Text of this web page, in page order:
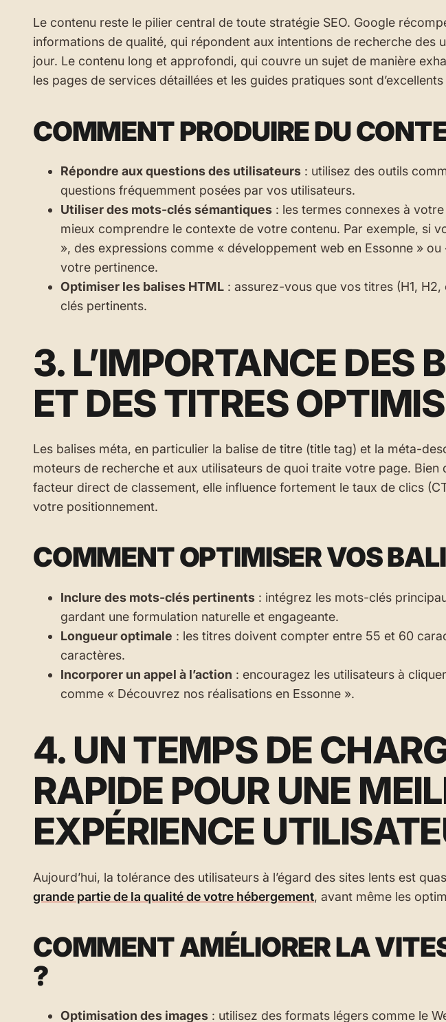
Le contenu reste le pilier central de toute stratégie SEO. Google
informations de qualité, qui répondent aux intentions de recherche des
jour. Le contenu long et approfondi, qui couvre un sujet de manière
les pages de services détaillées et les guides pratiques sont
COMMENT PRODUIRE DU
Répondre aux questions des utilisateurs : utilisez des outils
questions fréquemment posées par vos utilisateurs.
Utiliser des mots-clés sémantiques : les termes connexes à
mieux comprendre le contexte de votre contenu. Par exemple, si
», des expressions comme « développement web en Essonne »
votre pertinence.
Optimiser les balises HTML : assurez-vous que vos titres (H1,
clés pertinents.
3. L’IMPORTANCE DES
ET DES TITRES
Les balises méta, en particulier la balise de titre (title tag) et la méta-
moteurs de recherche et aux utilisateurs de quoi traite votre page.
facteur direct de classement, elle influence fortement le taux de clics
votre positionnement.
COMMENT OPTIMISER VOS
Inclure des mots-clés pertinents : intégrez les mots-clés
gardant une formulation naturelle et engageante.
Longueur optimale : les titres doivent compter entre 55 et 60
caractères.
Incorporer un appel à l’action : encouragez les utilisateurs à
comme « Découvrez nos réalisations en Essonne ».
4. UN TEMPS DE
RAPIDE POUR UNE
EXPÉRIENCE
Aujourd’hui, la tolérance des utilisateurs à l’égard des sites lents est
grande partie de la qualité de votre hébergement, avant même les
COMMENT AMÉLIORER LA
?
Optimisation des images : utilisez des formats légers comme le